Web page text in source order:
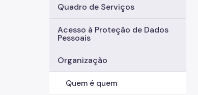
Quadro de Serviços
Acesso à Proteção de Dados
Pessoais
Organização
Quem é quem